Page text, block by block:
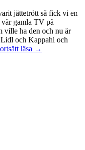
jättetrött så fick vi en
gamla TV på
ville ha den och nu är
och Kappahl och
läsa Idag
→